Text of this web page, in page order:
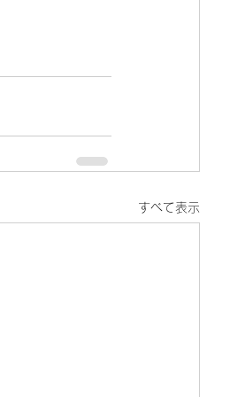
すべて表示